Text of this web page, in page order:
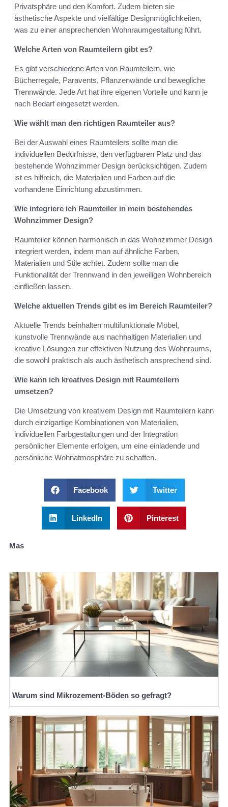
Privatsphäre und den Komfort. Zudem bieten sie
ästhetische Aspekte und vielfältige Designmöglichkeiten,
was zu einer ansprechenden Wohnraumgestaltung führt.
Welche Arten von Raumteilern gibt es?
Es gibt verschiedene Arten von Raumteilern, wie
Bücherregale, Paravents, Pflanzenwände und bewegliche
Trennwände. Jede Art hat ihre eigenen Vorteile und kann je
nach Bedarf eingesetzt werden.
Wie wählt man den richtigen Raumteiler aus?
Bei der Auswahl eines Raumteilers sollte man die
individuellen Bedürfnisse, den verfügbaren Platz und das
bestehende Wohnzimmer Design berücksichtigen. Zudem
ist es hilfreich, die Materialien und Farben auf die
vorhandene Einrichtung abzustimmen.
Wie integriere ich Raumteiler in mein bestehendes
Wohnzimmer Design?
Raumteiler können harmonisch in das Wohnzimmer Design
integriert werden, indem man auf ähnliche Farben,
Materialien und Stile achtet. Zudem sollte man die
Funktionalität der Trennwand in den jeweiligen Wohnbereich
einfließen lassen.
Welche aktuellen Trends gibt es im Bereich Raumteiler?
Aktuelle Trends beinhalten multifunktionale Möbel,
kunstvolle Trennwände aus nachhaltigen Materialien und
kreative Lösungen zur effektiven Nutzung des Wohnraums,
die sowohl praktisch als auch ästhetisch ansprechend sind.
Wie kann ich kreatives Design mit Raumteilern
umsetzen?
Die Umsetzung von kreativem Design mit Raumteilern kann
durch einzigartige Kombinationen von Materialien,
individuellen Farbgestaltungen und der Integration
persönlicher Elemente erfolgen, um eine einladende und
persönliche Wohnatmosphäre zu schaffen.
Facebook Twitter
LinkedIn Pinterest
Mas
Warum sind Mikrozement-Böden so gefragt?